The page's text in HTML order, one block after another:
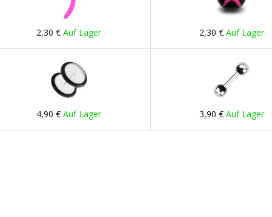
2,30 €Auf Lager 2,30 € Auf Lager
4,90 €Auf Lager 3,90 € Auf Lager